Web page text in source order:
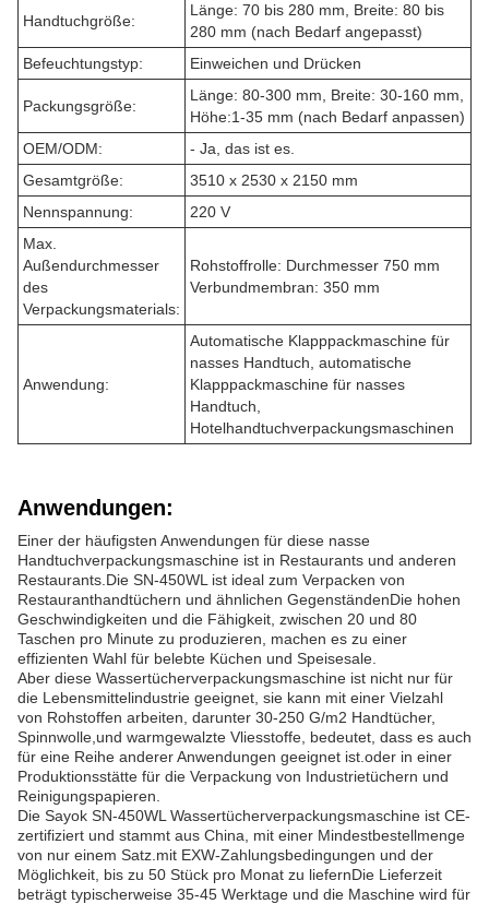
Handtuchgröße:
Länge: 70 bis 280 mm, Breite: 80 bis
280 mm (nach Bedarf angepasst)
Befeuchtungstyp:
Einweichen und Drücken
Packungsgröße:
Länge: 80-300 mm, Breite: 30-160 mm,
Höhe:1-35 mm (nach Bedarf anpassen)
OEM/ODM:
- Ja, das ist es.
Gesamtgröße:
3510 x 2530 x 2150 mm
Nennspannung:
220 V
Max.
Außendurchmesser
des
Verpackungsmaterials:
Rohstoffrolle: Durchmesser 750 mm
Verbundmembran: 350 mm
Anwendung:
Automatische Klapppackmaschine für
nasses Handtuch, automatische
Klapppackmaschine für nasses
Handtuch,
Hotelhandtuchverpackungsmaschinen
Anwendungen:
Einer der häufigsten Anwendungen für diese nasse
Handtuchverpackungsmaschine ist in Restaurants und anderen
Restaurants.Die SN-450WL ist ideal zum Verpacken von
Restauranthandtüchern und ähnlichen GegenständenDie hohen
Geschwindigkeiten und die Fähigkeit, zwischen 20 und 80
Taschen pro Minute zu produzieren, machen es zu einer
effizienten Wahl für belebte Küchen und Speisesale.
Aber diese Wassertücherverpackungsmaschine ist nicht nur für
die Lebensmittelindustrie geeignet, sie kann mit einer Vielzahl
von Rohstoffen arbeiten, darunter 30-250 G/m2 Handtücher,
Spinnwolle,und warmgewalzte Vliesstoffe, bedeutet, dass es auch
für eine Reihe anderer Anwendungen geeignet ist.oder in einer
Produktionsstätte für die Verpackung von Industrietüchern und
Reinigungspapieren.
Die Sayok SN-450WL Wassertücherverpackungsmaschine ist CE-
zertifiziert und stammt aus China, mit einer Mindestbestellmenge
von nur einem Satz.mit EXW-Zahlungsbedingungen und der
Möglichkeit, bis zu 50 Stück pro Monat zu liefernDie Lieferzeit
beträgt typischerweise 35-45 Werktage und die Maschine wird für